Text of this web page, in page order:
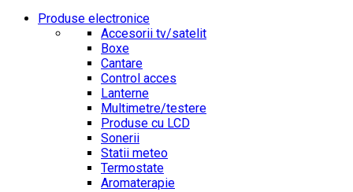
Produse electronice
Accesorii tv/satelit
Boxe
Cantare
Control acces
Lanterne
Multimetre/testere
Produse cu LCD
Sonerii
Statii meteo
Termostate
Aromaterapie